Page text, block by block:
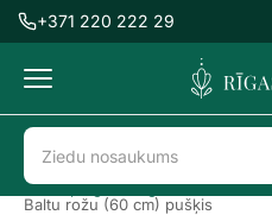
+371 220 222 29
Ziedu
piegāde
Ziedu piegāde Rīgā Rozes
Baltu rožu (60 cm) pušķis